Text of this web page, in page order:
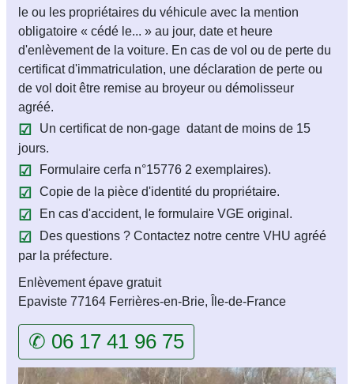
le ou les propriétaires du véhicule avec la mention
obligatoire « cédé le... » au jour, date et heure
d'enlèvement de la voiture. En cas de vol ou de perte du
certificat d'immatriculation, une déclaration de perte ou
de vol doit être remise au broyeur ou démolisseur
agréé.
Un certificat de non-gage datant de moins de 15
jours.
Formulaire cerfa n°15776 2 exemplaires).
Copie de la pièce d'identité du propriétaire.
En cas d'accident, le formulaire VGE original.
Des questions ? Contactez notre centre VHU agréé
par la préfecture.
Enlèvement épave gratuit
Epaviste 77164 Ferrières-en-Brie, Île-de-France
✆ 06 17 41 96 75